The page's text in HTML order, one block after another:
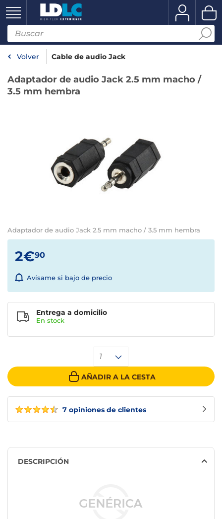
Volver Cable de audio Jack
Adaptador de audio Jack 2.5 mm macho /
3.5 mm hembra
Adaptador de audio Jack 2.5 mm macho / 3.5 mm hembra
7 opiniones de clientes
2€90
Avísame si bajo de precio
1
AÑADIR A LA CESTA
Entrega a domicilio
En stock
DESCRIPCIÓN